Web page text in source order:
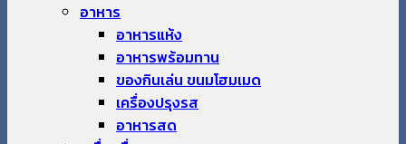
อาหาร
อาหารแห้ง
อาหารพร้อมทาน
ของกินเล่น ขนมโฮมเมด
เครื่องปรุงรส
อาหารสด